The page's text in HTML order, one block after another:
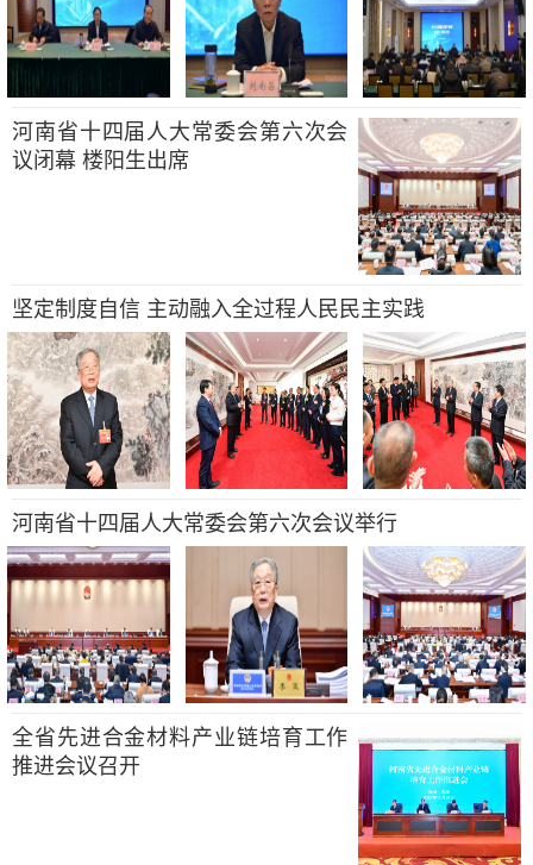
河南省十四届人大常委会第六次会
议闭幕 楼阳生出席
坚定制度自信 主动融入全过程人民民主实践
河南省十四届人大常委会第六次会议举行
全省先进合金材料产业链培育工作
推进会议召开